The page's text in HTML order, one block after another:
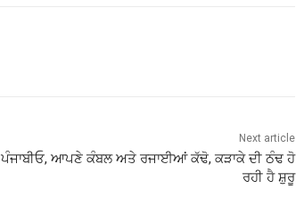
Next article
ਪੰਜਾਬੀਓ, ਆਪਣੇ ਕੰਬਲ ਅਤੇ ਰਜਾਈਆਂ ਕੱਢੋ, ਕੜਾਕੇ ਦੀ ਠੰਢ ਹੋ
ਰਹੀ ਹੈ ਸ਼ੁਰੂ